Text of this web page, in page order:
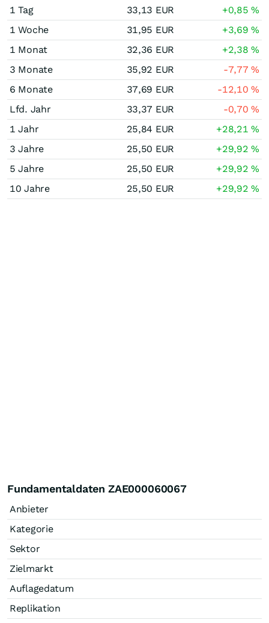
1 Tag 33,13 EUR +0,85%
1 Woche
31,95 EUR +3,69%
1 Monat
32,36 EUR +2,38%
3 Monate
35,92 EUR -7,77%
6 Monate
37,69 EUR -12,10%
Lfd. Jahr
33,37 EUR -0,70%
1 Jahr
25,84 EUR +28,21%
3 Jahre
25,50 EUR +29,92%
5 Jahre
25,50 EUR +29,92%
10 Jahre
25,50 EUR +29,92%
Fundamentaldaten ZAE000060067
Anbieter
Kategorie
Sektor
Zielmarkt
Auflagedatum
Replikation